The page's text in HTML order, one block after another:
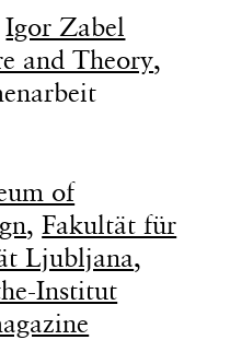
Igor Zabel
and Theory,
of
,Fakultät für
Ljubljana,
Institut